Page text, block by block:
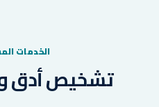
الخدمات
تشخيص أدق